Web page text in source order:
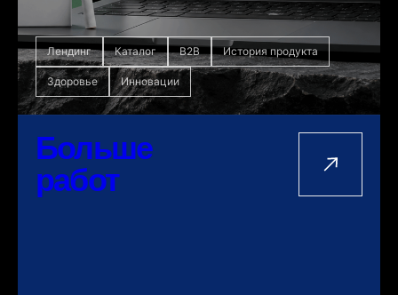
Лендинг Каталог B2B История продукта
Здоровье Инновации
Больше
работ